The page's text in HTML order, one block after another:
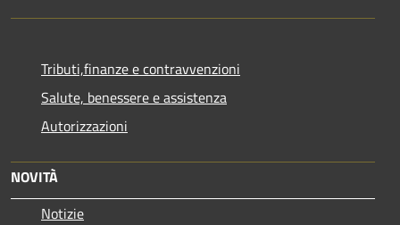
Tributi,finanze e contravvenzioni
Salute, benessere e assistenza
Autorizzazioni
NOVITÀ
Notizie